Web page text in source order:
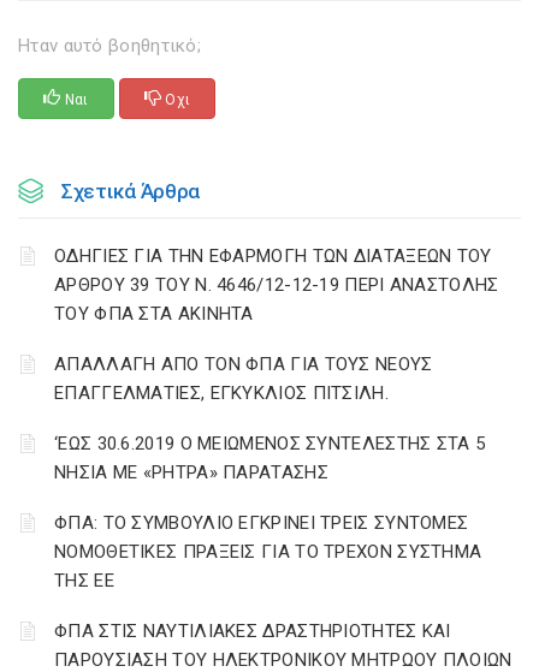
Ηταν αυτό βοηθητικό;
Ναι Οχι
Σχετικά Άρθρα
ΟΔΗΓΙΕΣ ΓΙΑ ΤΗΝ ΕΦΑΡΜΟΓΗ ΤΩΝ ΔΙΑΤΑΞΕΩΝ ΤΟΥ
ΑΡΘΡΟΥ 39 ΤΟΥ Ν. 4646/12-12-19 ΠΕΡΙ ΑΝΑΣΤΟΛΗΣ
ΤΟΥ ΦΠΑ ΣΤΑ ΑΚΙΝΗΤΑ
ΑΠΑΛΛΑΓΗ ΑΠΟ ΤΟΝ ΦΠΑ ΓΙΑ ΤΟΥΣ ΝΕΟΥΣ
ΕΠΑΓΓΕΛΜΑΤΙΕΣ, ΕΓΚΥΚΛΙΟΣ ΠΙΤΣΙΛΗ.
‘ΕΩΣ 30.6.2019 Ο ΜΕΙΩΜΕΝΟΣ ΣΥΝΤΕΛΕΣΤΗΣ ΣΤΑ 5
ΝΗΣΙΑ ΜΕ «ΡΗΤΡΑ» ΠΑΡΑΤΑΣΗΣ
ΦΠΑ: ΤΟ ΣΥΜΒΟΥΛΙΟ ΕΓΚΡΙΝΕΙ ΤΡΕΙΣ ΣΥΝΤΟΜΕΣ
ΝΟΜΟΘΕΤΙΚΕΣ ΠΡΑΞΕΙΣ ΓΙΑ ΤΟ ΤΡΕΧΟΝ ΣΥΣΤΗΜΑ
ΤΗΣ ΕΕ
ΦΠΑ ΣΤΙΣ ΝΑΥΤΙΛΙΑΚΕΣ ΔΡΑΣΤΗΡΙΟΤΗΤΕΣ ΚΑΙ
ΠΑΡΟΥΣΙΑΣΗ ΤΟΥ ΗΛΕΚΤΡΟΝΙΚΟΥ ΜΗΤΡΩΟΥ ΠΛΟΙΩΝ